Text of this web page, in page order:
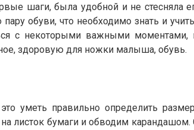
шаги, была удобной и не стесняла
обуви, что необходимо знать и
с некоторыми важными моментами,
здоровую для ножки малыша, обувь.
уметь правильно определить
листок бумаги и обводим